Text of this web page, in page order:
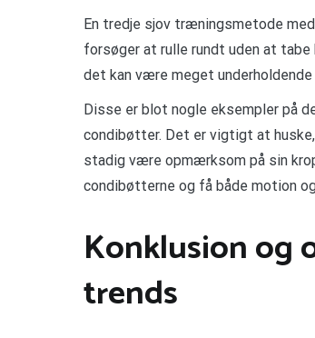
En tredje sjov træningsmetode
forsøger at rulle rundt uden at
det kan være meget
Disse er blot nogle eksempler på
condibøtter. Det er vigtigt at
stadig være opmærksom på sin
condibøtterne og få både motion
Konklusion og
trends